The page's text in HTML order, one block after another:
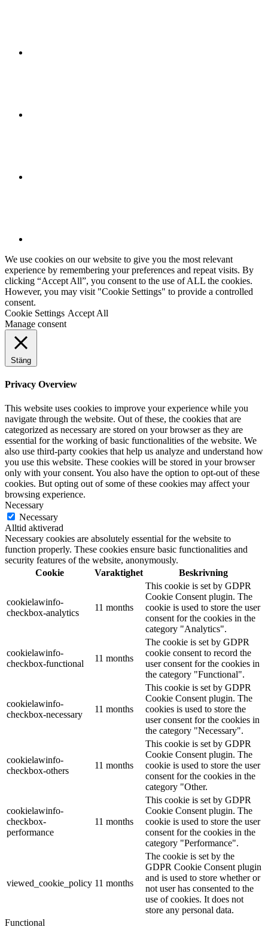
We use cookies on our website to give you the most relevant
experience by remembering your preferences and repeat visits. By
clicking “Accept All”, you consent to the use of ALL the cookies.
However, you may visit "Cookie Settings" to provide a controlled
consent.
Cookie Settings Accept All
Manage consent
Stäng
Privacy Overview
This website uses cookies to improve your experience while you
navigate through the website. Out of these, the cookies that are
categorized as necessary are stored on your browser as they are
essential for the working of basic functionalities of the website. We
also use third-party cookies that help us analyze and understand how
you use this website. These cookies will be stored in your browser
only with your consent. You also have the option to opt-out of these
cookies. But opting out of some of these cookies may affect your
browsing experience.
Necessary
Necessary
Alltid aktiverad
Necessary cookies are absolutely essential for the website to
function properly. These cookies ensure basic functionalities and
security features of the website, anonymously.
Cookie
Varaktighet Beskrivning
cookielawinfo-
checkbox-analytics
11 months
This cookie is set by GDPR
Cookie Consent plugin. The
cookie is used to store the user
consent for the cookies in the
category "Analytics".
cookielawinfo-
checkbox-functional
11 months
The cookie is set by GDPR
cookie consent to record the
user consent for the cookies in
the category "Functional".
cookielawinfo-
checkbox-necessary
11 months
This cookie is set by GDPR
Cookie Consent plugin. The
cookies is used to store the
user consent for the cookies in
the category "Necessary".
cookielawinfo-
checkbox-others
11 months
This cookie is set by GDPR
Cookie Consent plugin. The
cookie is used to store the user
consent for the cookies in the
category "Other.
cookielawinfo-
checkbox-
performance
11 months
This cookie is set by GDPR
Cookie Consent plugin. The
cookie is used to store the user
consent for the cookies in the
category "Performance".
viewed_cookie_policy 11 months
The cookie is set by the
GDPR Cookie Consent plugin
and is used to store whether or
not user has consented to the
use of cookies. It does not
store any personal data.
Functional